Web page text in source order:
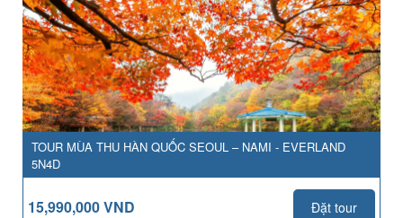
TOUR MÙA THU HÀN QUỐC SEOUL – NAMI - EVERLAND
5N4D
15,990,000 VND
Đặt tour